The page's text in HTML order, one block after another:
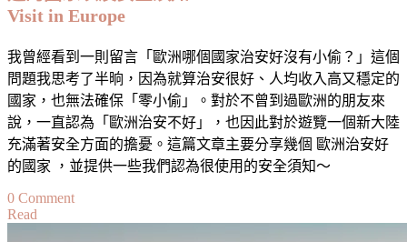
Visit in Europe
我曾經看到一則留言「歐洲哪個國家治安好沒有小偷？」這個
問題我思考了半晌，因為就算治安很好、人均收入高又穩定的
國家，也無法確保「零小偷」。對於不曾到過歐洲的朋友來
說，一直認為「歐洲治安不好」，也因此對於遊覽一個新大陸
充滿著安全方面的擔憂。這篇文章主要分享幾個 歐洲治安好
的國家 ，並提供一些我們認為很使用的安全須知～
0 Commenton
Read